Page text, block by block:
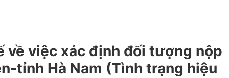
về việc xác định đối tượng nộp
tỉnh Hà Nam (Tình trạng hiệu